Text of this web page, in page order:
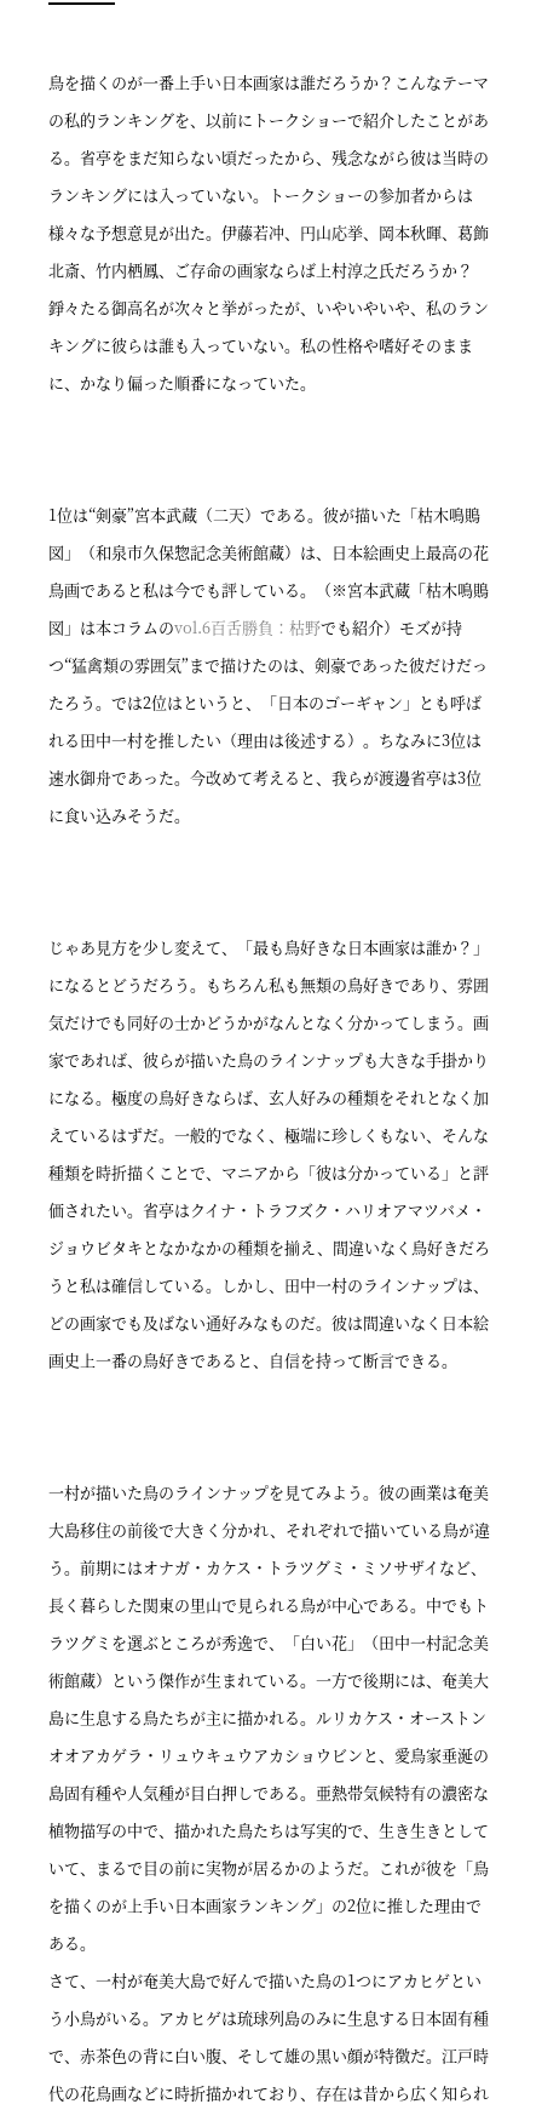
鳥を描くのが一番上手い日本画家は誰だろうか？こんなテーマ
の私的ランキングを、以前にトークショーで紹介したことがあ
る。省亭をまだ知らない頃だったから、残念ながら彼は当時の
ランキングには入っていない。トークショーの参加者からは
様々な予想意見が出た。伊藤若冲、円山応挙、岡本秋暉、葛飾
北斎、竹内栖鳳、ご存命の画家ならば上村淳之氏だろうか？
錚々たる御高名が次々と挙がったが、いやいやいや、私のラン
キングに彼らは誰も入っていない。私の性格や嗜好そのまま
に、かなり偏った順番になっていた。
1位は“剣豪”宮本武蔵（二天）である。彼が描いた「枯木鳴鵙
図」（和泉市久保惣記念美術館蔵）は、日本絵画史上最高の花
鳥画であると私は今でも評している。（※宮本武蔵「枯木鳴鵙
図」は本コラムのvol.6百舌勝負：枯野でも紹介）モズが持
つ“猛禽類の雰囲気”まで描けたのは、剣豪であった彼だけだっ
たろう。では2位はというと、「日本のゴーギャン」とも呼ば
れる田中一村を推したい（理由は後述する）。ちなみに3位は
速水御舟であった。今改めて考えると、我らが渡邊省亭は3位
に食い込みそうだ。
じゃあ見方を少し変えて、「最も鳥好きな日本画家は誰か？」
になるとどうだろう。もちろん私も無類の鳥好きであり、雰囲
気だけでも同好の士かどうかがなんとなく分かってしまう。画
家であれば、彼らが描いた鳥のラインナップも大きな手掛かり
になる。極度の鳥好きならば、玄人好みの種類をそれとなく加
えているはずだ。一般的でなく、極端に珍しくもない、そんな
種類を時折描くことで、マニアから「彼は分かっている」と評
価されたい。省亭はクイナ・トラフズク・ハリオアマツバメ・
ジョウビタキとなかなかの種類を揃え、間違いなく鳥好きだろ
うと私は確信している。しかし、田中一村のラインナップは、
どの画家でも及ばない通好みなものだ。彼は間違いなく日本絵
画史上一番の鳥好きであると、自信を持って断言できる。
一村が描いた鳥のラインナップを見てみよう。彼の画業は奄美
大島移住の前後で大きく分かれ、それぞれで描いている鳥が違
う。前期にはオナガ・カケス・トラツグミ・ミソサザイなど、
長く暮らした関東の里山で見られる鳥が中心である。中でもト
ラツグミを選ぶところが秀逸で、「白い花」（田中一村記念美
術館蔵）という傑作が生まれている。一方で後期には、奄美大
島に生息する鳥たちが主に描かれる。ルリカケス・オーストン
オオアカゲラ・リュウキュウアカショウビンと、愛鳥家垂涎の
島固有種や人気種が目白押しである。亜熱帯気候特有の濃密な
植物描写の中で、描かれた鳥たちは写実的で、生き生きとして
いて、まるで目の前に実物が居るかのようだ。これが彼を「鳥
を描くのが上手い日本画家ランキング」の2位に推した理由で
ある。
さて、一村が奄美大島で好んで描いた鳥の1つにアカヒゲとい
う小鳥がいる。アカヒゲは琉球列島のみに生息する日本固有種
で、赤茶色の背に白い腹、そして雄の黒い顔が特徴だ。江戸時
代の花鳥画などに時折描かれており、存在は昔から広く知られ